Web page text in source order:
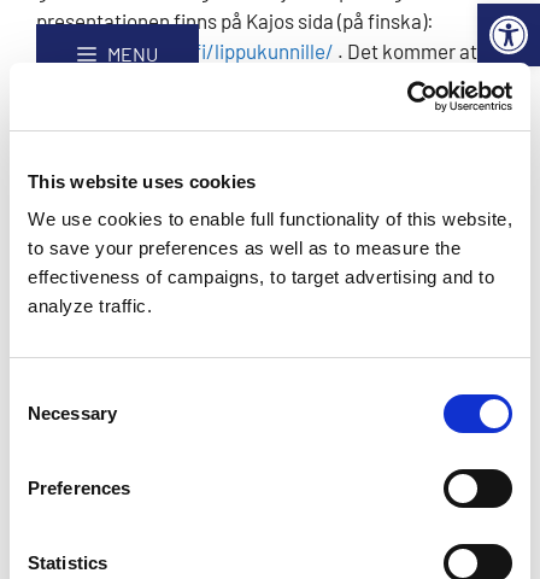
Hoppa
Webbplatskarta
This website uses cookies
We use cookies to enable full functionality of this website,
to save your preferences as well as to measure the
effectiveness of campaigns, to target advertising and to
analyze traffic.
Selection
Necessary
Preferences
Statistics
MENU
websida
presentationen finns på Kajos sida (på finska):
https://kajo2022.fi/lippukunnille/ . Det kommer att
ordnas flera tillställningar så hålla ögona öppen!
marknadsföringsmaterial för kårer
PowerPoint-presentation. Ni ska tilllägga
kårspecifika uppgifter, exempelvis om att vilka
grupper som deltar! En tom PowerPoint-botten och
logo finns i materialbanken:
https://partio.emmi.fi/l/Prk6nSnZxrJw
.